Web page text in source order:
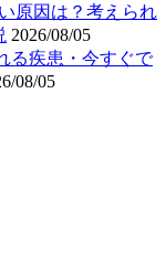
原因は？考えられ
2026/08/05
る疾患・今すぐで
08/05